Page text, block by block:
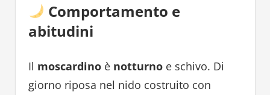
Comportamento e
abitudini
Il moscardinoè notturnoe schivo. Di
giorno riposa nel nido costruito con